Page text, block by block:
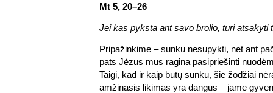
Mt 5, 20–26
Jei kas pyksta ant savo brolio, turi atsakyti
Pripažinkime – sunku nesupykti, net ant
pats Jėzus mus ragina pasipriešinti
Taigi, kad ir kaip būtų sunku, šie žodžiai
amžinasis likimas yra dangus – jame